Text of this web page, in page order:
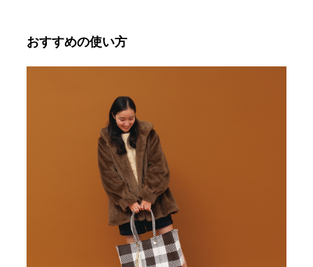
おすすめの使い方